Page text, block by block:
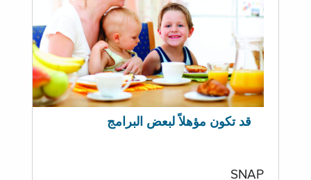
قد تكون مؤهلاً لبعض البرامج
SNAP